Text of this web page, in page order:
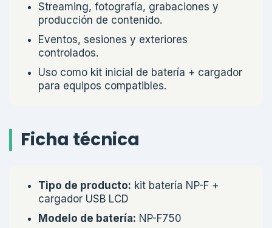
Streaming, fotografía, grabaciones y
producción de contenido.
Eventos, sesiones y exteriores
controlados.
Uso como kit inicial de batería + cargador
para equipos compatibles.
Ficha técnica
Tipo de producto: kit batería NP-F +
cargador USB LCD
Modelo de batería: NP-F750